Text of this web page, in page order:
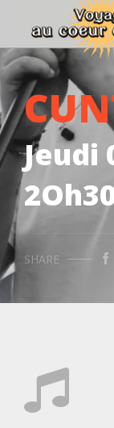
Jeudi
SHARE